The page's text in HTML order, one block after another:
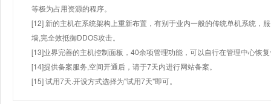
等极为占用资源的程序。
[12] 新的主机在系统架构上重新布置，有别于业内一般的传统单机系统，
墙,完全效抵御DDOS攻击。
[13]业界完善的主机控制面板，40余项管理功能，可以自行在管理中心恢
[14]提供备案服务,空间开通后，请于7天内进行网站备案。
[15] 试用7天.开设方式选择为"试用7天"即可。